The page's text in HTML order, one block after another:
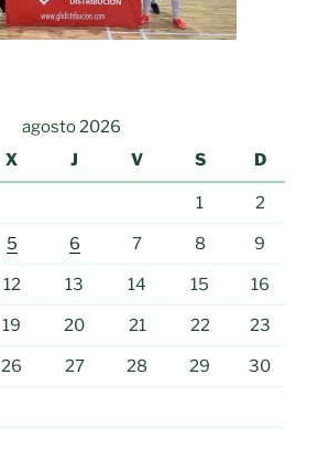
agosto 2026
X J V S D
1 2
5 6 7 8 9
12 13 14 15 16
19 20 21 22 23
26 27 28 29 30